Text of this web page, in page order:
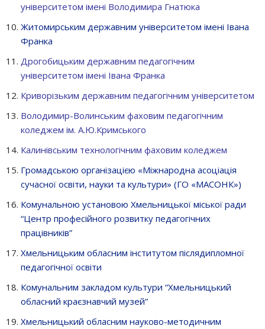
університетом імені Володимира Гнатюка
Житомирським державним університетом імені Івана
Франка
Дрогобицьким державним педагогічним
університетом імені Івана Франка
Криворізьким державним педагогічним університетом
Володимир-Волинським фаховим педагогічним
коледжем ім. А.Ю.Кримського
Калинівським технологічним фаховим коледжем
Громадською організацією «Міжнародна асоціація
сучасної освіти, науки та культури» (ГО «МАСОНК»)
Комунальною установою Хмельницької міської ради
“Центр професійного розвитку педагогічних
працівників”
Хмельницьким обласним інститутом післядипломної
педагогічної освіти
Комунальним закладом культури “Хмельницький
обласний краєзнавчий музей”
Хмельницький обласним науково-методичним